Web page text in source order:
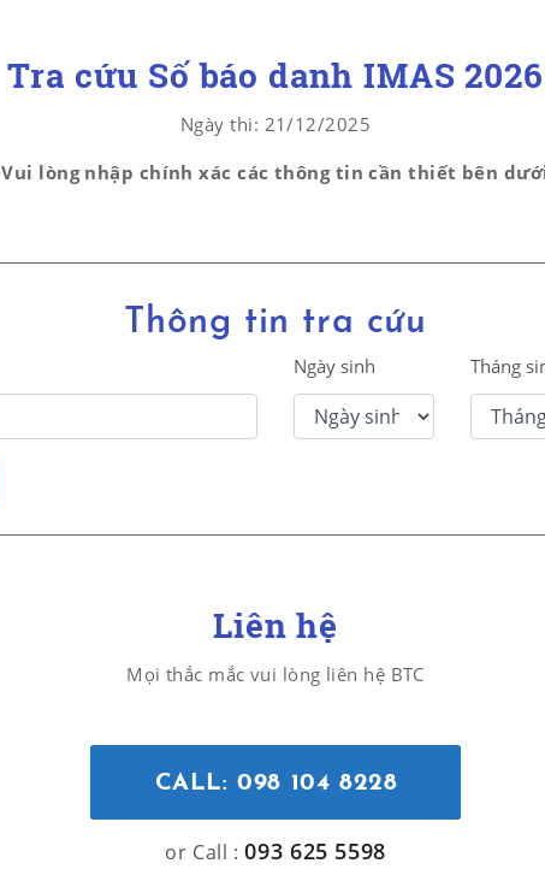
Tra cứu Số báo danh IMAS 2026
Ngày thi: 21/12/2025
Vui lòng nhập chính xác các thông tin cần thiết bên
Thông tin tra cứu
Ngày sinh Tháng
Liên hệ
Mọi thắc mắc vui lòng liên hệ BTC
CALL: 098 104 8228
or Call :093 625 5598